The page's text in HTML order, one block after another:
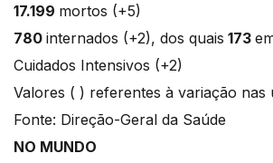
17.199 mortos (+5)
780 internados (+2), dos quais 173
Cuidados Intensivos (+2)
Valores ( ) referentes à variação nas
Fonte: Direção-Geral da Saúde
NO MUNDO